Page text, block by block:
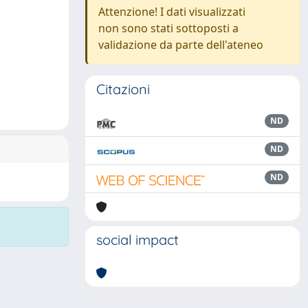
Attenzione! I dati visualizzati
non sono stati sottoposti a
validazione da parte dell'ateneo
Citazioni
ND
ND
ND
social impact